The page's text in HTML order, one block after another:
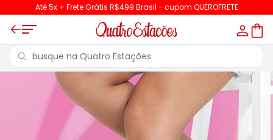
Até 5x + Frete Grátis R$499 Brasil - cupom QUEROFRETE